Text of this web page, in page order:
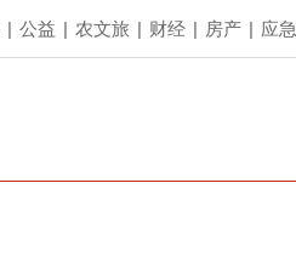
| 公益 | 农文旅 | 财经 | 房产 | 应急